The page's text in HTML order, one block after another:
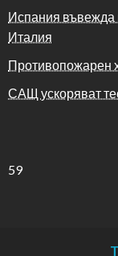
Испания въвежда
Италия
Противопожарен
САЩ ускоряват
59